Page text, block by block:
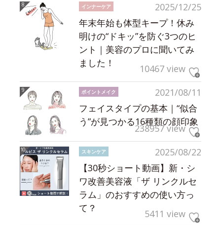
2025/12/25
インナーケア
年末年始も体型キープ！休み
明けの“ドキッ”を防ぐ3つのヒ
ント｜美容のプロに聞いてみ
ました！
10467 view
2021/08/11
ポイントメイク
フェイスタイプの基本｜“似合
う”が見つかる16種類の顔印象
238957 view
2025/08/22
スキンケア
【30秒ショート動画】新・シ
ワ改善美容液「ザ リンクルセ
ラム」のおすすめの使い方っ
て？
5411 view